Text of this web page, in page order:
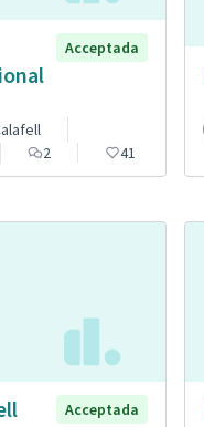
Acceptada
2 41
Acceptada